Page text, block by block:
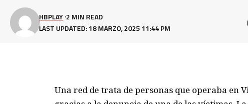
LAST UPDATED: 18 MARZO, 2025 11:44 PM
HBPLAY 2 MIN READ
Una red de trata de personas que operaba en